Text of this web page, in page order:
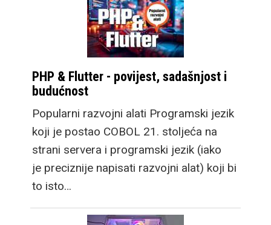
PHP & Flutter - povijest, sadašnjost i
budućnost
Popularni razvojni alati Programski jezik
koji je postao COBOL 21. stoljeća na
strani servera i programski jezik (iako
je preciznije napisati razvojni alat) koji bi
to isto…